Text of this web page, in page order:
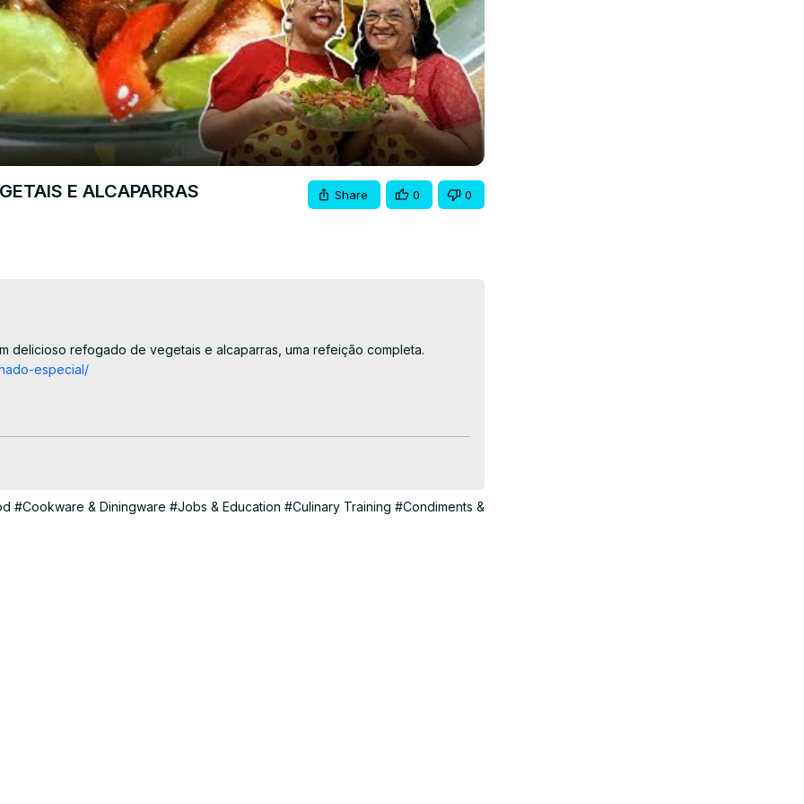
E ALCAPARRAS Share 0 0
delicioso refogado de vegetais e alcaparras, uma refeição completa.
especial/
reforma na sua casa ou empresa, chame a Doutor Resolve.
e paisagismo.
#Cookware & Diningware #Jobs & Education #Culinary Training #Condiments &